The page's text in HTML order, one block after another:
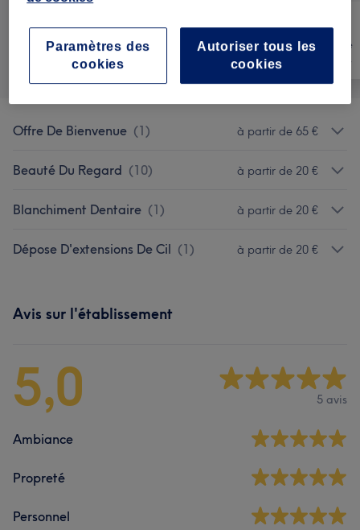
Tout Visage
Dentisterie
Offre De Bienvenue (1) à partir de 65 €
Beauté Du Regard (10) à partir de 20 €
Blanchiment Dentaire (1) à partir de 20 €
Dépose D'extensions De Cil (1) à partir de 20 €
Avis sur l'établissement
5,0 5 avis
Ambiance
Propreté
Personnel
Autoriser tous les
cookies
Paramètres des
cookies